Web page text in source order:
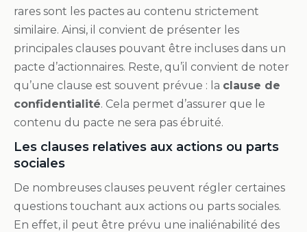
rares sont les pactes au contenu strictement
similaire. Ainsi, il convient de présenter les
principales clauses pouvant être incluses dans un
pacte d’actionnaires. Reste, qu’il convient de noter
qu’une clause est souvent prévue : la clause de
confidentialité. Cela permet d’assurer que le
contenu du pacte ne sera pas ébruité.
Les clauses relatives aux actions ou parts
sociales
De nombreuses clauses peuvent régler certaines
questions touchant aux actions ou parts sociales.
En effet, il peut être prévu une inaliénabilité des